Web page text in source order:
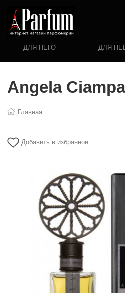
ДЛЯ НЕГО ДЛЯ
Angela
Главная
Добавить в избранное